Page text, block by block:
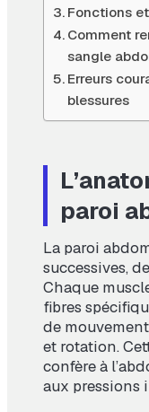
Fonctions
Comment
sangle
Erreurs
blessures
paroi
La paroi
successives,
Chaque
fibres
de
et rotation.
confère à
aux pressions